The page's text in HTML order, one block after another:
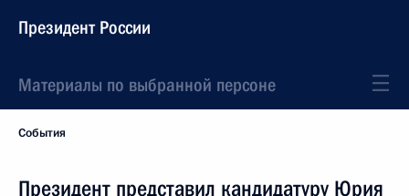
Президент России
Материалы по выбранной персоне
События
Президент представил кандидатуру Юрия